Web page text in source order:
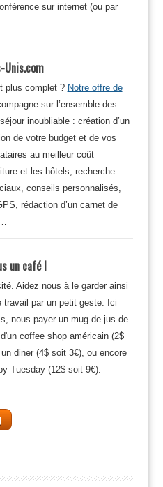
sur internet (ou par
Unis.com
plus complet ? Notre offre de
sur l’ensemble des
inoubliable : création d’un
de votre budget et de vos
au meilleur coût
et les hôtels, recherche
conseils personnalisés,
rédaction d’un carnet de
un café !
Aidez nous à le garder ainsi
travail par un petit geste. Ici
nous payer un mug de jus de
coffee shop américain (2$
diner (4$ soit 3€), ou encore
Tuesday (12$ soit 9€).